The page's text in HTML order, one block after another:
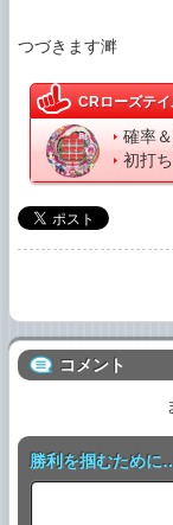
つづきます溿
CRローズテ
確率
初打
コメント
勝利を掴むために